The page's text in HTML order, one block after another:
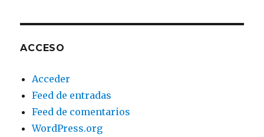
ACCESO
Acceder
Feed de entradas
Feed de comentarios
WordPress.org